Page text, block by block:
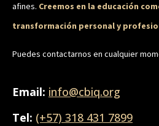
afines. Creemos en la educación
transformación personal y
Puedes contactarnos en cualquier
Email: info@cbiq.org
Tel: (+57) 318 431 7899